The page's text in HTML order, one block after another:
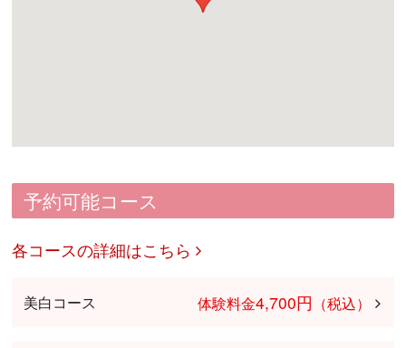
予約可能コース
各コースの詳細はこちら
美白コース 体験料金4,700円 （税込）